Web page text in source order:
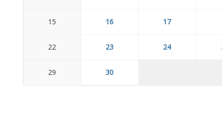
15 16 17
22 23 24
29 30